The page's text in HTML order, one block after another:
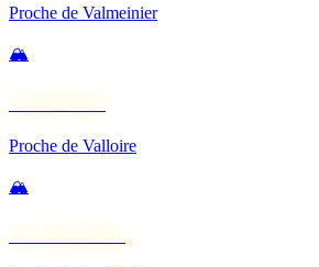
Proche de Valmeinier
🏔️
Proche de Valloire
🏔️